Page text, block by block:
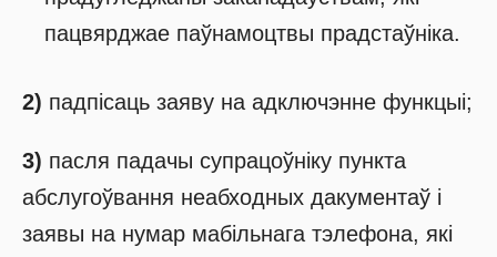
пацвярджае паўнамоцтвы прадстаўніка.
2) падпісаць заяву на адключэнне функцыі;
3) пасля падачы супрацоўніку пункта
абслугоўвання неабходных дакументаў і
заявы на нумар мабільнага тэлефона, які